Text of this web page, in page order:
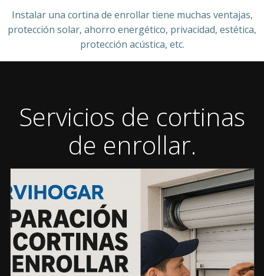
Instalar una cortina de enrollar tiene muchas ventajas,
protección solar, ahorro energético, privacidad, estética,
protección acústica, etc.
Servicios de cortinas
de enrollar.